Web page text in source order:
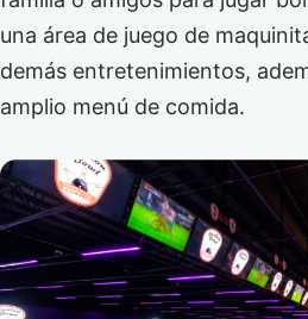
una área de juego de
demás entretenimientos,
amplio menú de comida.